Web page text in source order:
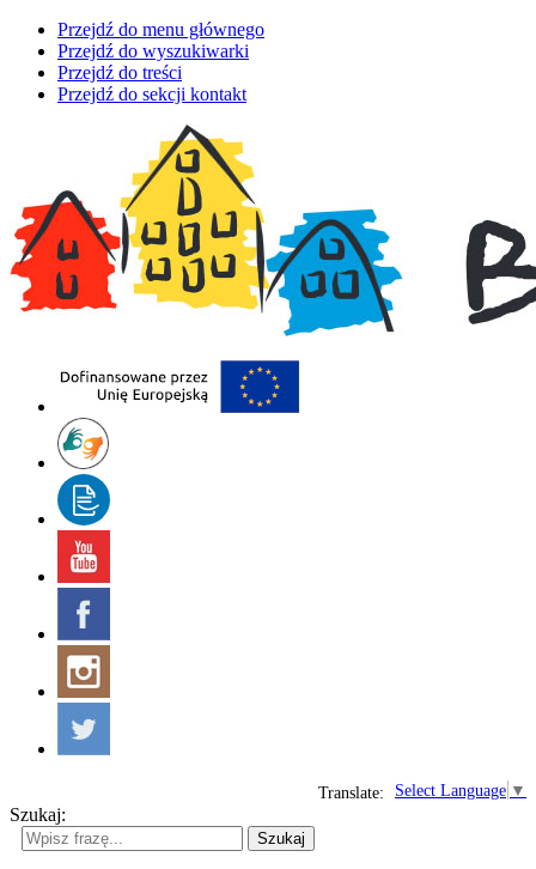
Przejdź do menu głównego
Przejdź do wyszukiwarki
Przejdź do treści
Przejdź do sekcji kontakt
Select Language ▼
Translate:
Szukaj:
Szukaj